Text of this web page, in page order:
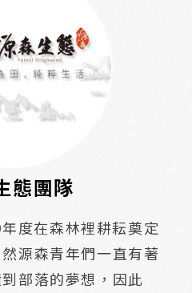
態團隊
度在森林裡耕耘奠定
源森青年們一直有著
部落的夢想，因此